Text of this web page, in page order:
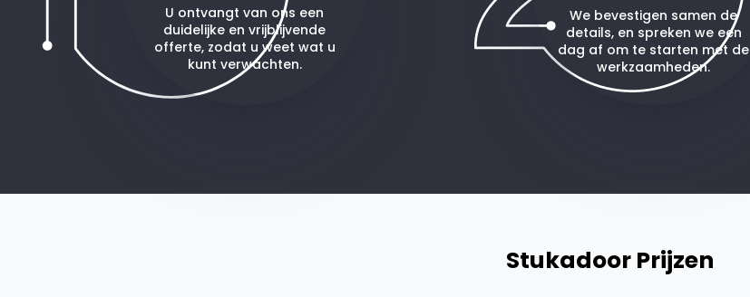
U ontvangt van ons een
duidelijke en vrijblijvende
offerte, zodat u weet wat u
kunt verwachten.
We bevestigen samen de
details, en spreken we een
dag af om te starten met de
werkzaamheden.
Stukadoor Prijzen